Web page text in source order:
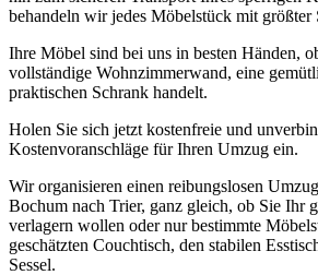
behandeln wir jedes Möbelstück mit größter
Ihre Möbel sind bei uns in besten Händen,
vollständige Wohnzimmerwand, eine
praktischen Schrank handelt.
Holen Sie sich jetzt kostenfreie und
Kostenvoranschläge für Ihren Umzug ein.
Wir organisieren einen reibungslosen
Bochum nach Trier, ganz gleich, ob Sie Ihr
verlagern wollen oder nur bestimmte
geschätzten Couchtisch, den stabilen
Sessel.